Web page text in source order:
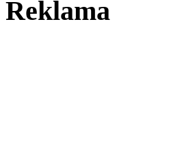
Reklama